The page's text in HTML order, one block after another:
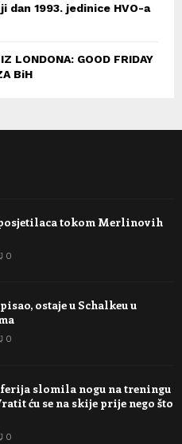
dan 1993. jedinice HVO-a
LONDONA: GOOD FRIDAY
BiH
tokom Merlinovih
0
ostaje u Schalkeu u
0
slomila nogu na treningu
ću se na skije prije nego što
0